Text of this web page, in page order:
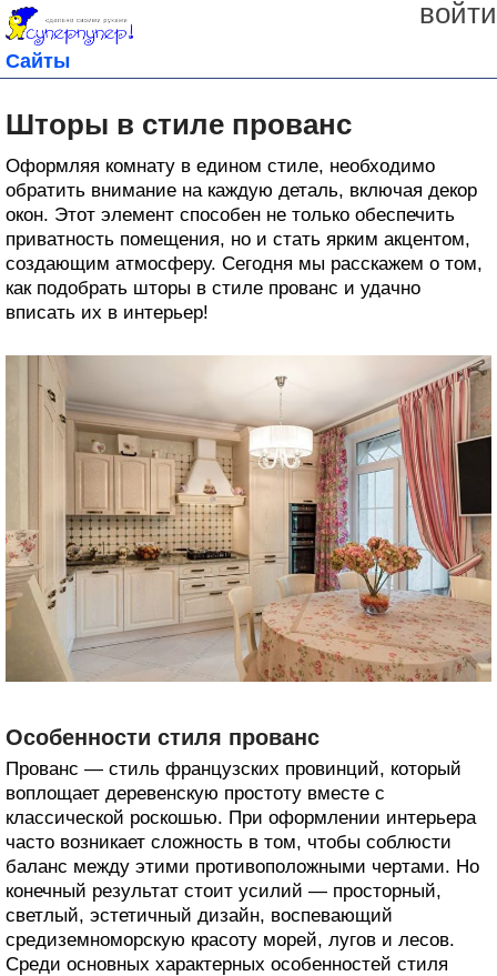
войти
Сайты
Шторы в стиле прованс
Оформляя комнату в едином стиле, необходимо
обратить внимание на каждую деталь, включая декор
окон. Этот элемент способен не только обеспечить
приватность помещения, но и стать ярким акцентом,
создающим атмосферу. Сегодня мы расскажем о том,
как подобрать шторы в стиле прованс и удачно
вписать их в интерьер!
Особенности стиля прованс
Прованс — стиль французских провинций, который
воплощает деревенскую простоту вместе с
классической роскошью. При оформлении интерьера
часто возникает сложность в том, чтобы соблюсти
баланс между этими противоположными чертами. Но
конечный результат стоит усилий — просторный,
светлый, эстетичный дизайн, воспевающий
средиземноморскую красоту морей, лугов и лесов.
Среди основных характерных особенностей стиля